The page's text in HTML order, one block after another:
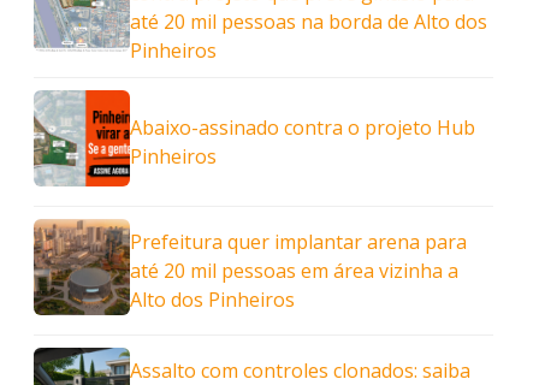
até 20 mil pessoas na borda de Alto dos
Pinheiros
Abaixo-assinado contra o projeto Hub
Pinheiros
Prefeitura quer implantar arena para
até 20 mil pessoas em área vizinha a
Alto dos Pinheiros
Assalto com controles clonados: saiba